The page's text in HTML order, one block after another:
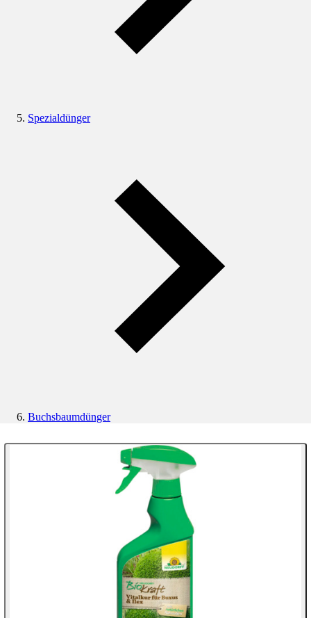
Spezialdünger
Buchsbaumdünger